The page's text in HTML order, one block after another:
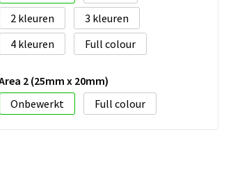
2
3
4
Full colour
2 (25mm x 20mm)
Onbewerkt
Full colour